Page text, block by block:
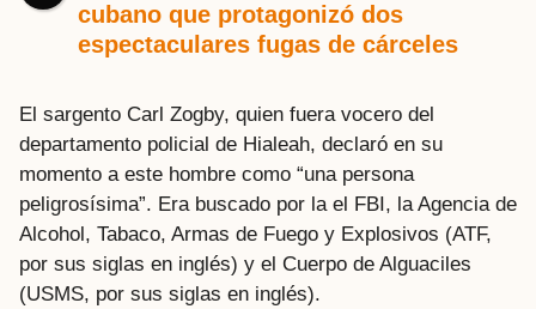
cubano que protagonizó dos
espectaculares fugas de cárceles
El sargento Carl Zogby, quien fuera vocero del
departamento policial de Hialeah, declaró en su
momento a este hombre como “una persona
peligrosísima”. Era buscado por la el FBI, la Agencia de
Alcohol, Tabaco, Armas de Fuego y Explosivos (ATF,
por sus siglas en inglés) y el Cuerpo de Alguaciles
(USMS, por sus siglas en inglés).